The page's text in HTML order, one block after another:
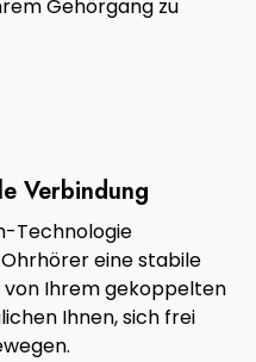
Gehörgang zu
Verbindung
Technologie
eine stabile
von Ihrem gekoppelten
Ihnen, sich frei